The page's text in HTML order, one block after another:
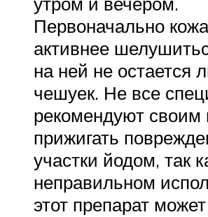
Первоначально
активнее
на ней не остается
чешуек. Не все
рекомендуют своим
прижигать
участки йодом, так
неправильном
этот препарат